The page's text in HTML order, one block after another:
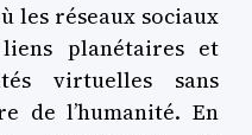
les réseaux sociaux
planétaires et
virtuelles sans
de l’humanité. En